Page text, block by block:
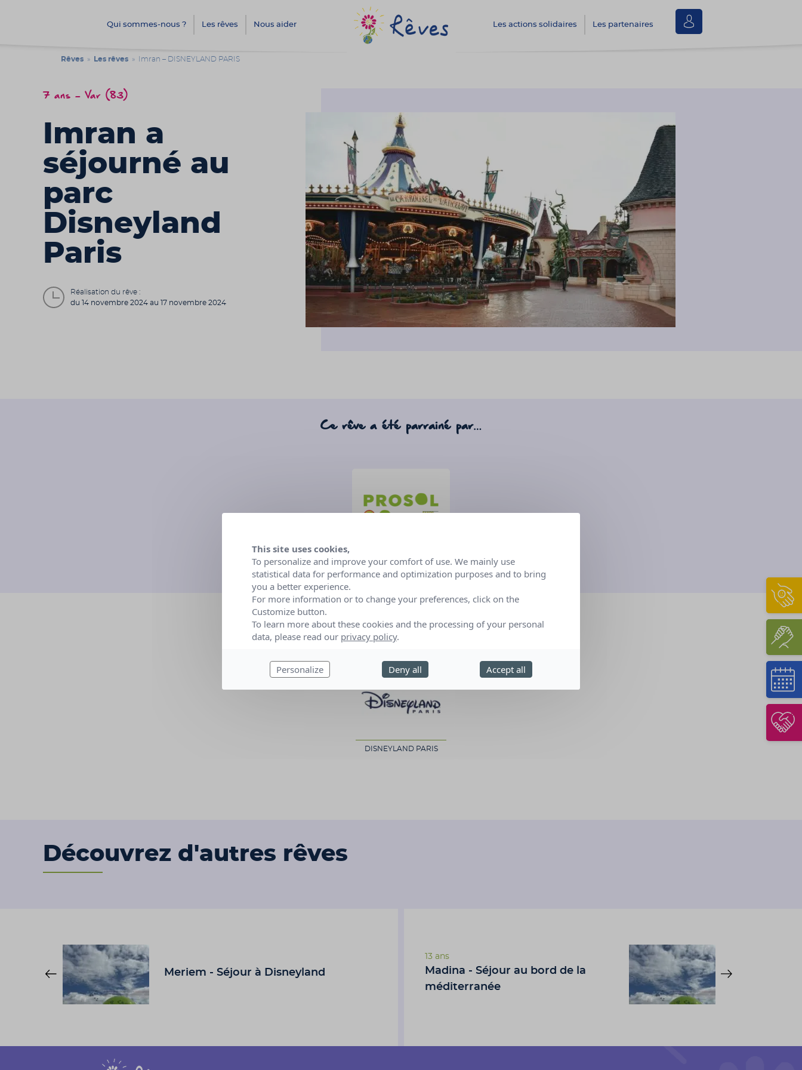
Qui sommes-nous ? Les rêves Nous aider Les actions solidaires Les partenaires
connecter
Rêves » Les rêves » Imran – DISNEYLAND PARIS
7 ans - Var (83)
Imran a
séjourné au
parc
Disneyland
Paris
Réalisation du rêve :
du 14 novembre 2024 au 17 novembre 2024
Ce rêve a été parrainé par…
FONDATION PROSOL
Ce rêve a été rendu possible grâce à...
DISNEYLAND PARIS
Découvrez d'autres rêves
Meriem - Séjour à Disneyland
13 ans
Madina - Séjour au bord de la
méditerranée
This site uses cookies,
To personalize and improve your comfort of use. We mainly use
statistical data for performance and optimization purposes and to bring
you a better experience.
For more information or to change your preferences, click on the
Customize button.
To learn more about these cookies and the processing of your personal
data, please read our privacy policy.
Personalize Deny all Accept all